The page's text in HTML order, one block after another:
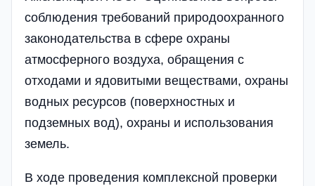
соблюдения требований природоохранного
законодательства в сфере охраны
атмосферного воздуха, обращения с
отходами и ядовитыми веществами, охраны
водных ресурсов (поверхностных и
подземных вод), охраны и использования
земель.
В ходе проведения комплексной проверки